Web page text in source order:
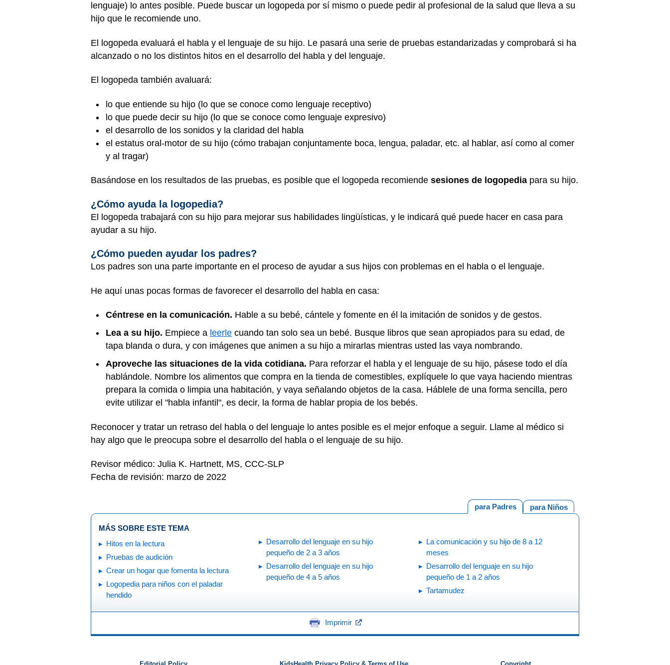
lenguaje) lo antes posible. Puede buscar un logopeda por sí mismo o puede pedir al profesional de la salud que lleva a su
hijo que le recomiende uno.
El logopeda evaluará el habla y el lenguaje de su hijo. Le pasará una serie de pruebas estandarizadas y comprobará si ha
alcanzado o no los distintos hitos en el desarrollo del habla y del lenguaje.
El logopeda también avaluará:
lo que entiende su hijo (lo que se conoce como lenguaje receptivo)
lo que puede decir su hijo (lo que se conoce como lenguaje expresivo)
el desarrollo de los sonidos y la claridad del habla
el estatus oral-motor de su hijo (cómo trabajan conjuntamente boca, lengua, paladar, etc. al hablar, así como al comer
y al tragar)
Basándose en los resultados de las pruebas, es posible que el logopeda recomiende sesiones de logopedia para su hijo.
¿Cómo ayuda la logopedia?
El logopeda trabajará con su hijo para mejorar sus habilidades lingüísticas, y le indicará qué puede hacer en casa para
ayudar a su hijo.
¿Cómo pueden ayudar los padres?
Los padres son una parte importante en el proceso de ayudar a sus hijos con problemas en el habla o el lenguaje.
He aquí unas pocas formas de favorecer el desarrollo del habla en casa:
Céntrese en la comunicación. Hable a su bebé, cántele y fomente en él la imitación de sonidos y de gestos.
Lea a su hijo. Empiece a leerle cuando tan solo sea un bebé. Busque libros que sean apropiados para su edad, de
tapa blanda o dura, y con imágenes que animen a su hijo a mirarlas mientras usted las vaya nombrando.
Aproveche las situaciones de la vida cotidiana. Para reforzar el habla y el lenguaje de su hijo, pásese todo el día
hablándole. Nombre los alimentos que compra en la tienda de comestibles, explíquele lo que vaya haciendo mientras
prepara la comida o limpia una habitación, y vaya señalando objetos de la casa. Háblele de una forma sencilla, pero
evite utilizar el "habla infantil", es decir, la forma de hablar propia de los bebés.
Reconocer y tratar un retraso del habla o del lenguaje lo antes posible es el mejor enfoque a seguir. Llame al médico si
hay algo que le preocupa sobre el desarrollo del habla o el lenguaje de su hijo.
Revisor médico: Julia K. Hartnett, MS, CCC-SLP
Fecha de revisión: marzo de 2022
para Niños
para Padres
MÁS SOBRE ESTE TEMA
Hitos en la lectura
Pruebas de audición
Crear un hogar que fomenta la lectura
Logopedia para niños con el paladar
hendido
Desarrollo del lenguaje en su hijo
pequeño de 2 a 3 años
Desarrollo del lenguaje en su hijo
pequeño de 4 a 5 años
La comunicación y su hijo de 8 a 12
meses
Desarrollo del lenguaje en su hijo
pequeño de 1 a 2 años
Tartamudez
Imprimir